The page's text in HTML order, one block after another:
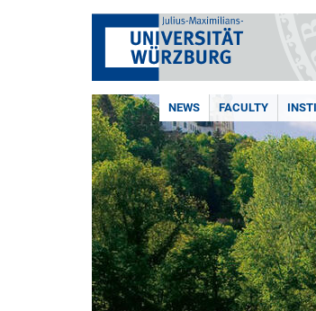
NEWS FACULTY